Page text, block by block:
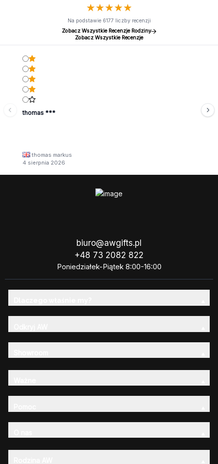
★★★★★
★★★★★
Na podstawie 6177 liczby recenzji
Zobacz Wszystkie Recenzje Rodziny
Zobacz Wszystkie Recenzje
thomas ***
thomas markus
4 sierpnia 2026
biuro@awgifts.pl
+48 73 2082 822
Poniedziałek-Piątek 8:00-16:00